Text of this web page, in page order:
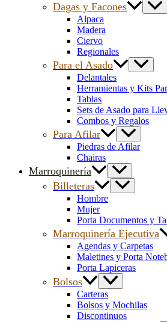
Dagas y Facones
Alpaca
Madera
Ciervo
Regionales
Para el Asado
Delantales
Herramientas y Kits
Tablas
Sets de Asado para
Combos y Regalos
Para Afilar
Piedras de Afilar
Chairas
Marroquinería
Billeteras
Hombre
Mujer
Porta Documentos y
Marroquinería Ejecutiva
Agendas y Carpetas
Maletines y Porta
Porta Lapiceras
Bolsos
Carteras
Bolsos y Mochilas
Discontinuos